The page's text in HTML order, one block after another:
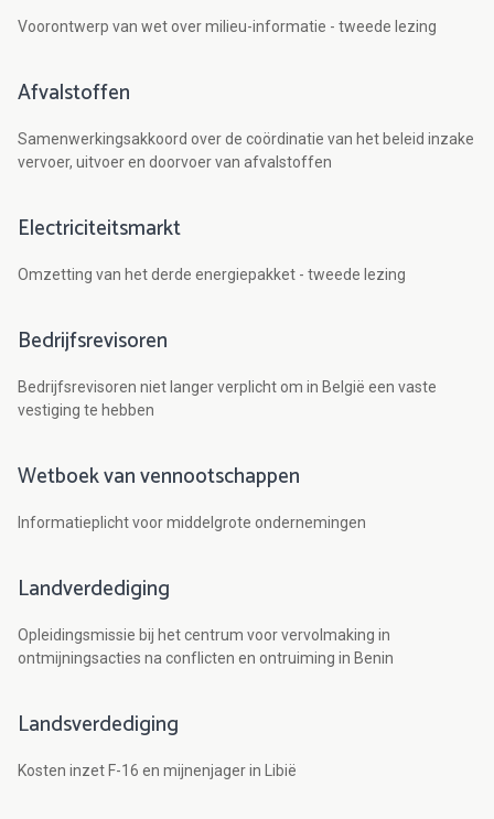
Voorontwerp van wet over milieu-informatie - tweede lezing
Afvalstoffen
Samenwerkingsakkoord over de coördinatie van het beleid inzake
vervoer, uitvoer en doorvoer van afvalstoffen
Electriciteitsmarkt
Omzetting van het derde energiepakket - tweede lezing
Bedrijfsrevisoren
Bedrijfsrevisoren niet langer verplicht om in België een vaste
vestiging te hebben
Wetboek van vennootschappen
Informatieplicht voor middelgrote ondernemingen
Landverdediging
Opleidingsmissie bij het centrum voor vervolmaking in
ontmijningsacties na conflicten en ontruiming in Benin
Landsverdediging
Kosten inzet F-16 en mijnenjager in Libië